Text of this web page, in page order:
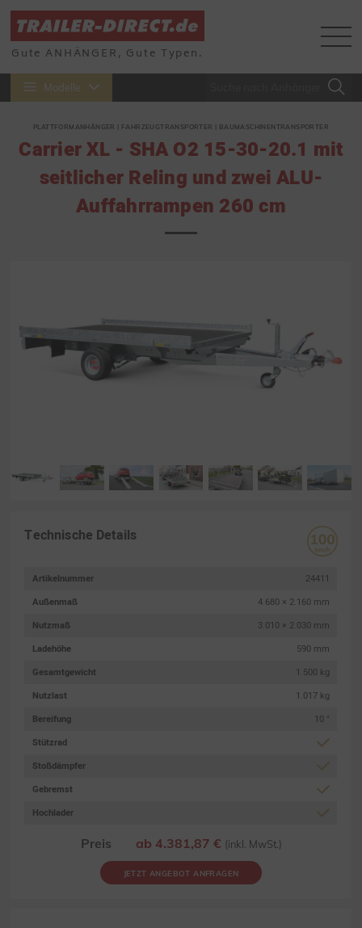
Gute ANHÄNGER, Gute Typen.
Modelle
PLATTFORMANHÄNGER | FAHRZEUGTRANSPORTER | BAUMASCHINENTRANSPORTER
Carrier XL - SHA O2 15-30-20.1 mit
seitlicher Reling und zwei ALU-
Auffahrrampen 260 cm
Technische Details
Artikelnummer
24411
Außenmaß
4.680 × 2.160 mm
Nutzmaß
3.010 × 2.030 mm
Ladehöhe
590 mm
Gesamtgewicht
1.500 kg
Nutzlast
1.017 kg
Bereifung
10 "
Stützrad
Stoßdämpfer
Gebremst
Hochlader
Preis ab 4.381,87 € (inkl. MwSt.)
JETZT ANGEBOT ANFRAGEN